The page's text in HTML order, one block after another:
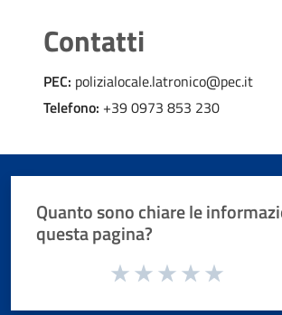
Contatti
PEC: polizialocale.latronico@pec.it
Telefono: +39 0973 853 230
Quanto sono chiare le
questa pagina?
Valuta da 1 a 5 stelle la pagina